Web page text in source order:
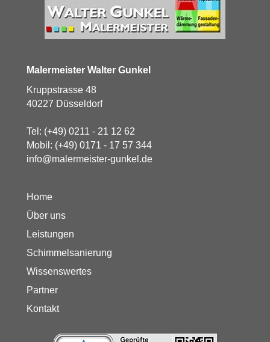
Malermeister Walter Gunkel
Kruppstrasse 48
40227 Düsseldorf
Tel: (+49) 0211 - 21 12 62
Mobil: (+49) 0171 - 17 57 344
info@malermeister-gunkel.de
Home
Über uns
Leistungen
Schimmelsanierung
Wissenswertes
Partner
Kontakt